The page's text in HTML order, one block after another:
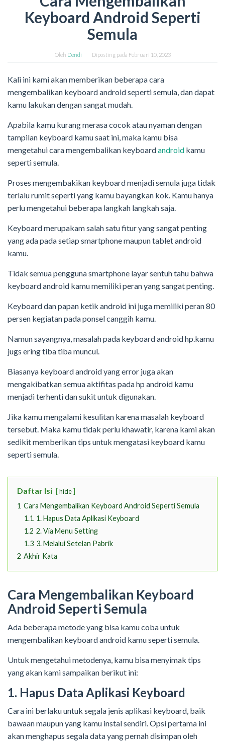
Keyboard Android Seperti
Semula
Oleh Dendi Diposting pada Februari 10, 2023
Kali ini kami akan memberikan beberapa cara
mengembalikan keyboard android seperti semula, dan dapat
kamu lakukan dengan sangat mudah.
Apabila kamu kurang merasa cocok atau nyaman dengan
tampilan keyboard kamu saat ini, maka kamu bisa
mengetahui cara mengembalikan keyboardandroid kamu
seperti semula.
Proses mengembakikan keyboard menjadi semula juga tidak
terlalu rumit seperti yang kamu bayangkan kok. Kamu hanya
perlu mengetahui beberapa langkah langkah saja.
Keyboard merupakam salah satu fitur yang sangat penting
yang ada pada setiap smartphone maupun tablet android
kamu.
Tidak semua pengguna smartphone layar sentuh tahu bahwa
keyboard android kamu memiliki peran yang sangat penting.
Keyboard dan papan ketik android ini juga memiliki peran 80
persen kegiatan pada ponsel canggih kamu.
Namun sayangnya, masalah pada keyboard android hp.kamu
jugs ering tiba tiba muncul.
Biasanya keyboard android yang error juga akan
mengakibatkan semua aktifitas pada hp android kamu
menjadi terhenti dan sukit untuk digunakan.
Jika kamu mengalami kesulitan karena masalah keyboard
tersebut. Maka kamu tidak perlu khawatir, karena kami akan
sedikit memberikan tips untuk mengatasi keyboard kamu
seperti semula.
Daftar Isi hide
1 Cara Mengembalikan Keyboard Android Seperti Semula
1.1 1. Hapus Data Aplikasi Keyboard
1.2 2. Via Menu Setting
1.3 3. Melalui Setelan Pabrik
2 Akhir Kata
Cara Mengembalikan Keyboard
Android Seperti Semula
Ada beberapa metode yang bisa kamu coba untuk
mengembalikan keyboard android kamu seperti semula.
Untuk mengetahui metodenya, kamu bisa menyimak tips
yang akan kami sampaikan berikut ini:
1. Hapus Data Aplikasi Keyboard
Cara ini berlaku untuk segala jenis aplikasi keyboard, baik
bawaan maupun yang kamu instal sendiri. Opsi pertama ini
akan menghapus segala data yang pernah disimpan oleh